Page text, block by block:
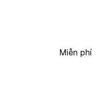
Miễn phí